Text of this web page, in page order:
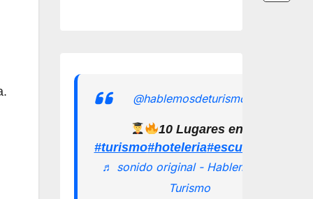
@hablemosdeturismomx
10 Lugares en los que
#turismo#hoteleria
♬ sonido original - Hablemos de
Turismo